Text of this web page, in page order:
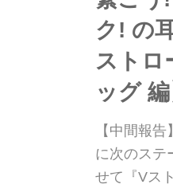
ク! の
ストロ
ッグ 編
【中間報
に次のステ
せて『Vス